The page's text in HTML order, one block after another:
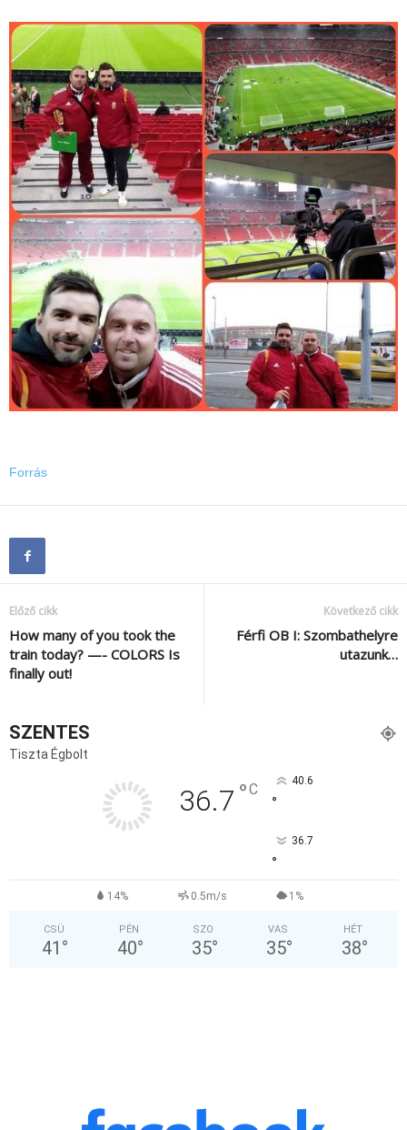
Forrás
Előző cikk
How many of you took the
train today? —- COLORS Is
finally out!
Következő cikk
Férfi OB I: Szombathelyre
utazunk…
SZENTES
Tiszta Égbolt
36.7 °C 40.6
°
36.7
°
14% 0.5m/s 1%
CSÜ
41 °
PÉN
40°
SZO
35°
VAS
35°
HÉT
38°